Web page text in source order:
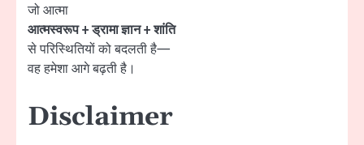
जो आत्मा
आत्मस्वरूप + ड्रामा ज्ञान + शांति
से परिस्थितियों को बदलती है—
वह हमेशा आगे बढ़ती है।
Disclaimer